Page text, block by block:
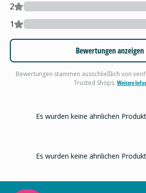
2
1
Bewertungen anzeigen
Bewertungen stammen ausschließlich von
Trusted Shops. Weitere Infos
Es wurden keine ähnlichen
Es wurden keine ähnlichen